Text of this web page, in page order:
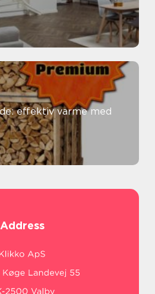
effektiv varme med
Address